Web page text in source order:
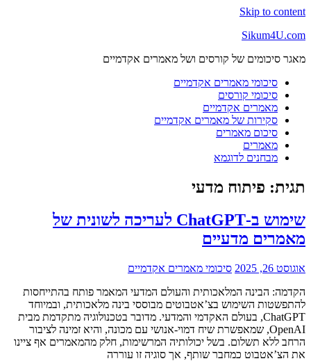
Skip to content
Sikum4U.com
מאגר סיכומים של קורסים ושל מאמרים אקדמיים
סיכומי מאמרים אקדמיים
סיכומי קורסים
מאמרים אקדמיים
סקירות של מאמרים אקדמיים
סיכום מאמרים
מאמרים
מבחנים לדוגמא
תגית: פיתוח מדעי
שימוש ב-ChatGPT לעריכה לשונית של
מאמרים מדעיים
אוגוסט 26, 2025
סיכומי מאמרים אקדמיים
הקדמה: הבינה המלאכותית והעולם המדעי המאמר פותח בהתייחסות
להתפשטות השימוש בצ’אטבוטים מבוססי בינה מלאכותית, ובמיוחד
ChatGPT, בעולם האקדמי והמדעי. מדובר בטכנולוגיה מתקדמת מבית
OpenAI, שמאפשרת שיח דמוי-אנושי עם מכונה, והיא זמינה לציבור
הרחב ללא תשלום. בשל יכולותיה המרשימות, חלק מהמאמרים אף ציינו
את הצ’אטבוט כמחבר שותף, אך סוגיה זו עוררה